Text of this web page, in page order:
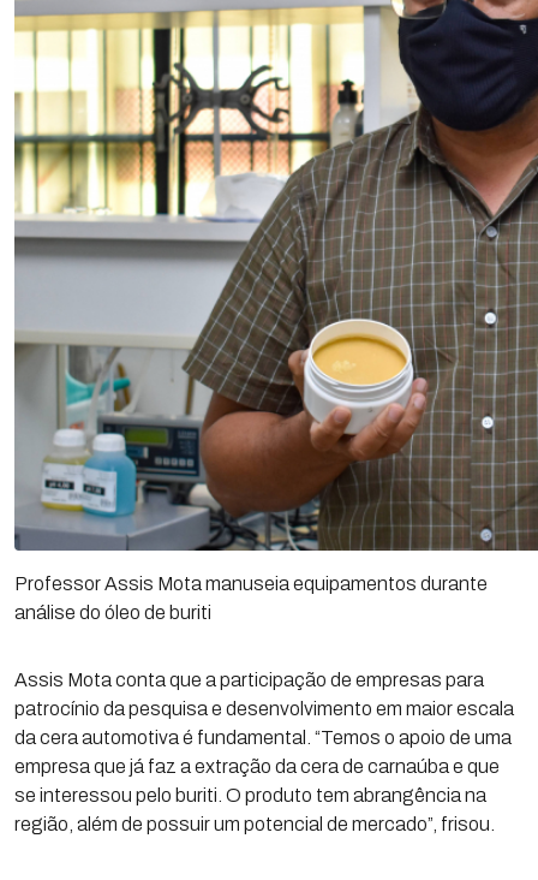
Professor Assis Mota manuseia equipamentos durante
análise do óleo de buriti
Assis Mota conta que a participação de empresas para
patrocínio da pesquisa e desenvolvimento em maior escala
da cera automotiva é fundamental. “Temos o apoio de uma
empresa que já faz a extração da cera de carnaúba e que
se interessou pelo buriti. O produto tem abrangência na
região, além de possuir um potencial de mercado”, frisou.